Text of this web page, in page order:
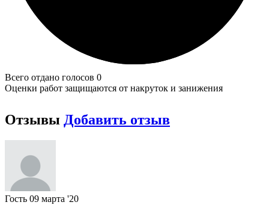
Всего отдано голосов 0
Оценки работ защищаются от накруток и занижения
Отзывы Добавить отзыв
Гость 09 марта '20